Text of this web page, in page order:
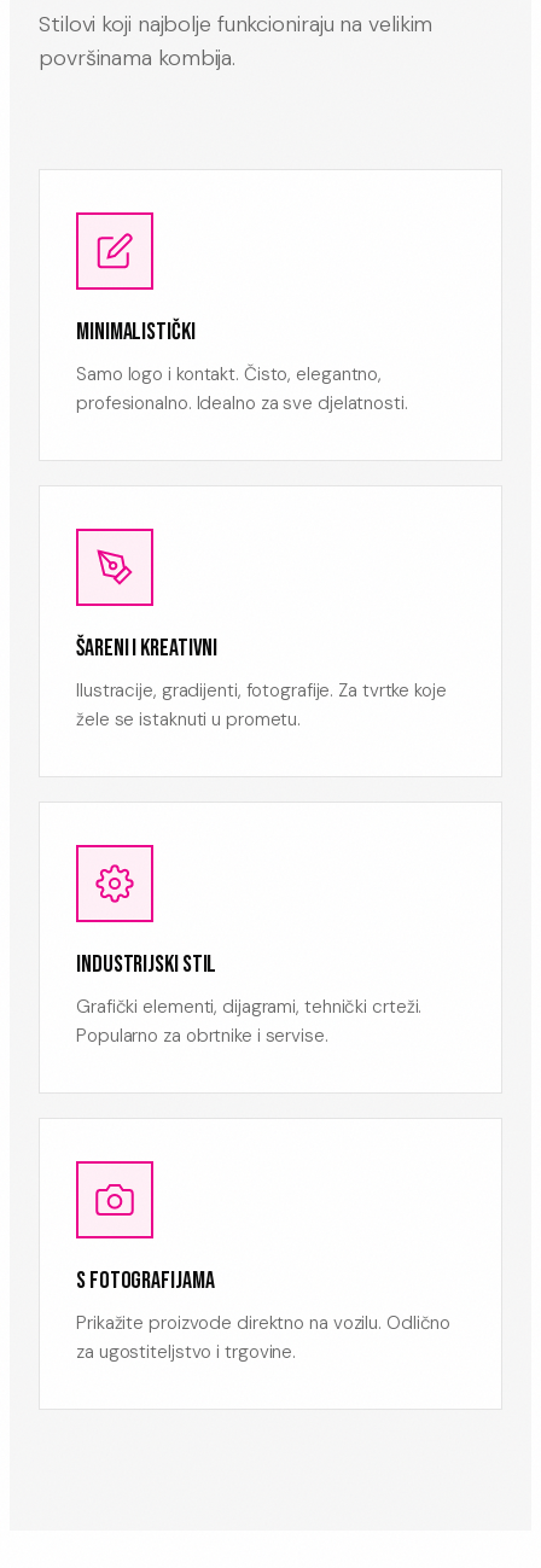
Stilovi koji najbolje funkcioniraju na velikim
površinama kombija.
MINIMALISTIČKI
Samo logo i kontakt. Čisto, elegantno,
profesionalno. Idealno za sve djelatnosti.
ŠARENI I KREATIVNI
Ilustracije, gradijenti, fotografije. Za tvrtke koje
žele se istaknuti u prometu.
INDUSTRIJSKI STIL
Grafički elementi, dijagrami, tehnički crteži.
Popularno za obrtnike i servise.
S FOTOGRAFIJAMA
Prikažite proizvode direktno na vozilu. Odlično
za ugostiteljstvo i trgovine.